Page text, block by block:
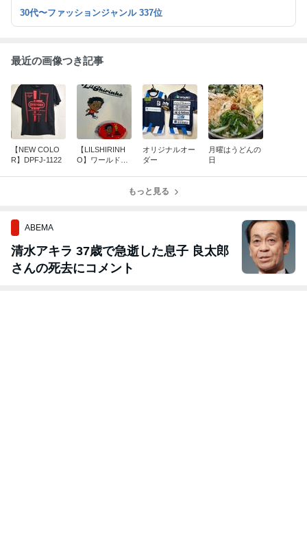
載！
30代〜ファッションジャンル 337位
最近の画像つき記事
【NEW COLO
R】DPFJ-1122
【LILSHIRINH
O】ワールドカ
オリジナルオー
ダー
月曜はうどんの
日
もっと見る
ABEMA
清水アキラ 37歳で急逝した息子 良太郎
さんの死去にコメント